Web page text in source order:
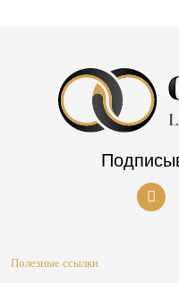
Полезные ссылки